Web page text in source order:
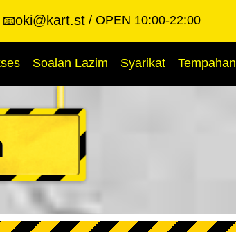
📧oki@kart.st OPEN 10:00-22:00
Soalan Lazim Syarikat Tempahan